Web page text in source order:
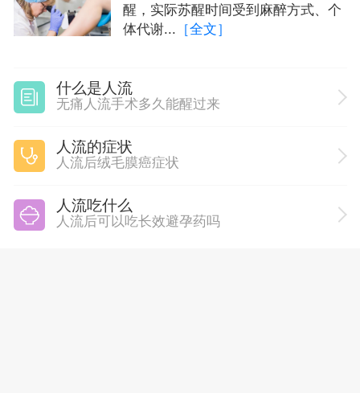
醒，实际苏醒时间受到麻醉方式、个
体代谢... ［全文］
什么是人流
无痛人流手术多久能醒过来
人流的症状
人流后绒毛膜癌症状
人流吃什么
人流后可以吃长效避孕药吗